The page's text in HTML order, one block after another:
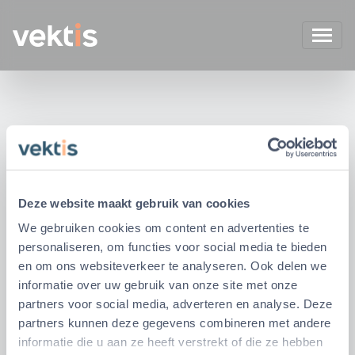
Deze website maakt gebruik van cookies
We gebruiken cookies om content en advertenties te
personaliseren, om functies voor social media te bieden
en om ons websiteverkeer te analyseren. Ook delen we
informatie over uw gebruik van onze site met onze
partners voor social media, adverteren en analyse. Deze
partners kunnen deze gegevens combineren met andere
informatie die u aan ze heeft verstrekt of die ze hebben